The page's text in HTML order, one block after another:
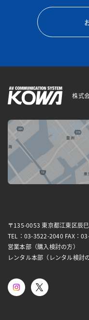
株式
〒135-0053 東京都江東区⾠
TEL：03-3522-2040 FAX：
営業本部（購入検討の方）
レンタル本部（レンタル検討の